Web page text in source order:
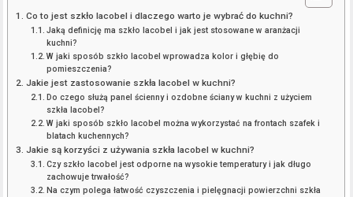
Co to jest szkło lacobel i dlaczego warto je wybrać do kuchni?
Jaką definicję ma szkło lacobel i jak jest stosowane w aranżacji
kuchni?
W jaki sposób szkło lacobel wprowadza kolor i głębię do
pomieszczenia?
Jakie jest zastosowanie szkła lacobel w kuchni?
Do czego służą panel ścienny i ozdobne ściany w kuchni z użyciem
szkła lacobel?
W jaki sposób szkło lacobel można wykorzystać na frontach szafek i
blatach kuchennych?
Jakie są korzyści z używania szkła lacobel w kuchni?
Czy szkło lacobel jest odporne na wysokie temperatury i jak długo
zachowuje trwałość?
Na czym polega łatwość czyszczenia i pielęgnacji powierzchni szkła